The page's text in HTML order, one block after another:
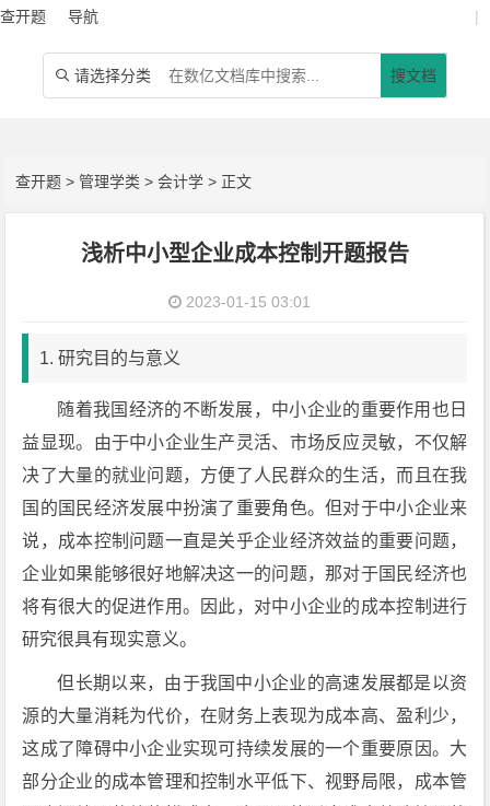
查开题 导航 |
 请选择分类 搜文档
查开题 >管理学类 >会计学 > 正文
浅析中小型企业成本控制开题报告
2023-01-15 03:01
1. 研究目的与意义
随着我国经济的不断发展，中小企业的重要作用也日
益显现。由于中小企业生产灵活、市场反应灵敏，不仅解
决了大量的就业问题，方便了人民群众的生活，而且在我
国的国民经济发展中扮演了重要角色。但对于中小企业来
说，成本控制问题一直是关乎企业经济效益的重要问题，
企业如果能够很好地解决这一的问题，那对于国民经济也
将有很大的促进作用。因此，对中小企业的成本控制进行
研究很具有现实意义。
但长期以来，由于我国中小企业的高速发展都是以资
源的大量消耗为代价，在财务上表现为成本高、盈利少，
这成了障碍中小企业实现可持续发展的一个重要原因。大
部分企业的成本管理和控制水平低下、视野局限，成本管